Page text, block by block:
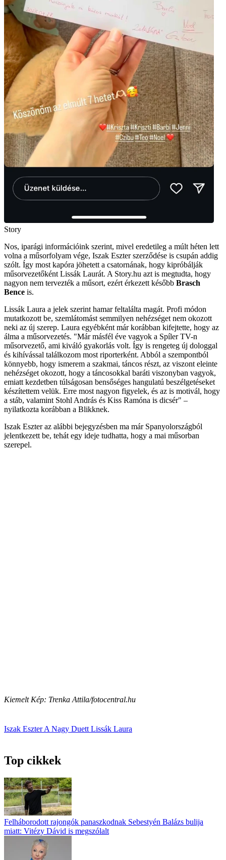
Story
Nos, iparági információink szerint, mivel eredetileg a múlt héten lett
volna a műsorfolyam vége, Iszak Eszter szerződése is csupán addig
szólt. Így most kapóra jöhetett a csatornának, hogy kipróbálják
műsorvezetőként Lissák Laurát. A Story.hu azt is megtudta, hogy
nagyon nem tervezték a műsort, ezért érkezett később Brasch
Bence is.
Lissák Laura a jelek szerint hamar feltalálta magát. Profi módon
mutatkozott be, szemlátomást semmilyen nehézséget nem okozott
neki az új szerep. Laura egyébként már korábban kifejtette, hogy az
álma a műsorvezetés. "Már másfél éve vagyok a Spíler TV-n
műsorvezető, ami kiváló gyakorlás volt. Így is rengeteg új dologgal
és kihívással találkozom most riporterként. Abból a szempontból
könnyebb, hogy ismerem a szakmai, táncos részt, az viszont eleinte
nehézséget okozott, hogy a táncosokkal baráti viszonyban vagyok,
emiatt kezdetben túlságosan bensőséges hangulatú beszélgetéseket
készítettem velük. Erre most nagyon figyelek, és az is motivál, hogy
a stáb, valamint Stohl András és Kiss Ramóna is dicsér" –
nyilatkozta korábban a Blikknek.
Iszak Eszter az alábbi bejegyzésben ma már Spanyolországból
jelentkezett be, tehát egy ideje tudhatta, hogy a mai műsorban
szerepel.
Kiemelt Kép: Trenka Attila/fotocentral.hu
Iszak EszterA Nagy Duett Lissák Laura
Top cikkek
Felháborodott rajongók panaszkodnak Sebestyén Balázs bulija
miatt: Vitézy Dávid is megszólalt